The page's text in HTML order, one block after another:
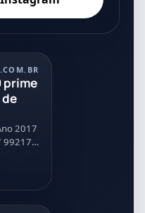
prime
de
2017
99217-